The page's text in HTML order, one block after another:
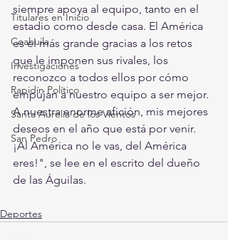
Titulares en Inicio
Coahuila
Investigaciones
Rapidín Político
Santa Aurelia de los Vientos
San Pedro
siempre apoya al equipo, tanto en el
estadio como desde casa. El América
es el más grande gracias a los retos
que le imponen sus rivales, los
reconozco a todos ellos por cómo
empujan a nuestro equipo a ser mejor.
A nuestra enorme afición, mis mejores
deseos en el año que está por venir.
¡Al América no le vas, del América
eres!", se lee en el escrito del dueño
de las Águilas.
Deportes